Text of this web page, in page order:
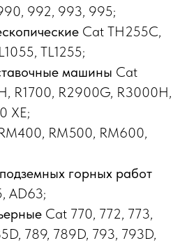
992, 993, 995;
Cat TH255C,
TL1255;
машины Cat
R1700, R2900G, R3000H,
XE;
RM500, RM600,
горных работ
AD63;
Cat 770, 772, 773,
789, 789D, 793, 793D,